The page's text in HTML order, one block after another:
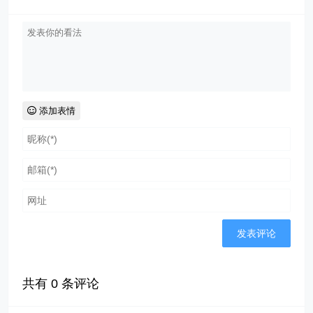
添加表情
共有0 条评论